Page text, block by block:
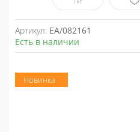
Артикул: EA/082161
Есть в наличии
Новинка